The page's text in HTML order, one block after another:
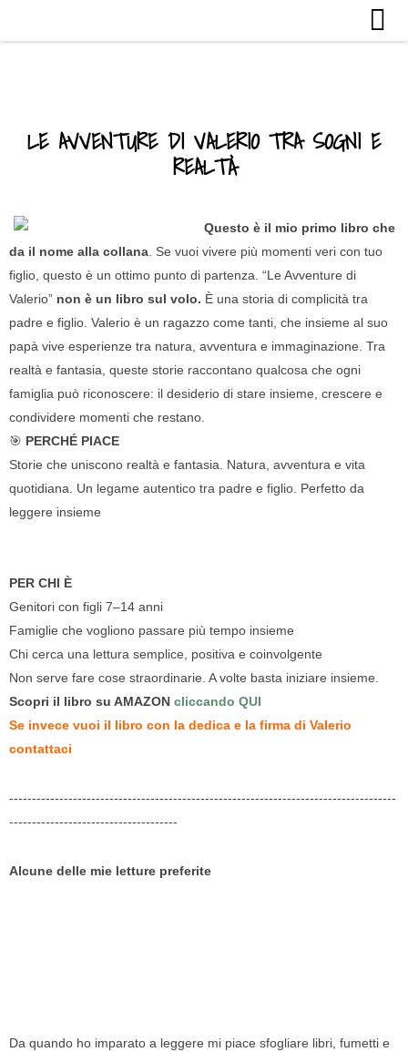
LE AVVENTURE DI VALERIO TRA SOGNI E
REALTÀ
Questo è il mio primo libro che
da il nome alla collana . Se vuoi vivere più momenti veri con tuo
figlio, questo è un ottimo punto di partenza. “Le Avventure di
Valerio” non è un libro sul volo. È una storia di complicità tra
padre e figlio. Valerio è un ragazzo come tanti, che insieme al suo
papà vive esperienze tra natura, avventura e immaginazione. Tra
realtà e fantasia, queste storie raccontano qualcosa che ogni
famiglia può riconoscere: il desiderio di stare insieme, crescere e
condividere momenti che restano.
🎯 PERCHÉ PIACE
Storie che uniscono realtà e fantasia. Natura, avventura e vita
quotidiana. Un legame autentico tra padre e figlio. Perfetto da
leggere insieme
PER CHI È
Genitori con figli 7–14 anni
Famiglie che vogliono passare più tempo insieme
Chi cerca una lettura semplice, positiva e coinvolgente
Non serve fare cose straordinarie. A volte basta iniziare insieme.
Scopri il libro su AMAZON cliccando QUI
Se invece vuoi il libro con la dedica e la firma di Valerio
contattaci
-------------------------------------------------------------------------------------
-------------------------------------
Alcune delle mie letture preferite
Da quando ho imparato a leggere mi piace sfogliare libri, fumetti e